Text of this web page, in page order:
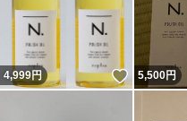
4,999円 いいね！
5,500円